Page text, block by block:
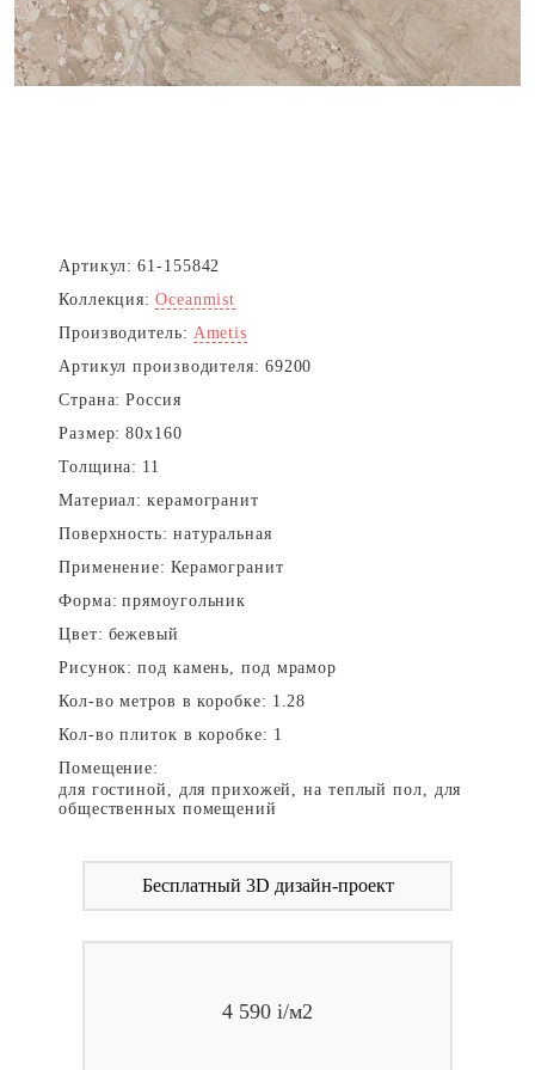
Next
Артикул: 61-155842
Коллекция: Oceanmist
Производитель: Ametis
Артикул производителя: 69200
Страна: Россия
Размер: 80x160
Толщина: 11
Материал: керамогранит
Поверхность: натуральная
Применение: Керамогранит
Форма: прямоугольник
Цвет: бежевый
Рисунок: под камень, под мрамор
Кол-во метров в коробке: 1.28
Кол-во плиток в коробке: 1
Помещение:
для гостиной, для прихожей, на теплый пол, для
общественных помещений
Бесплатный 3D дизайн-проект
4 590 i/м2